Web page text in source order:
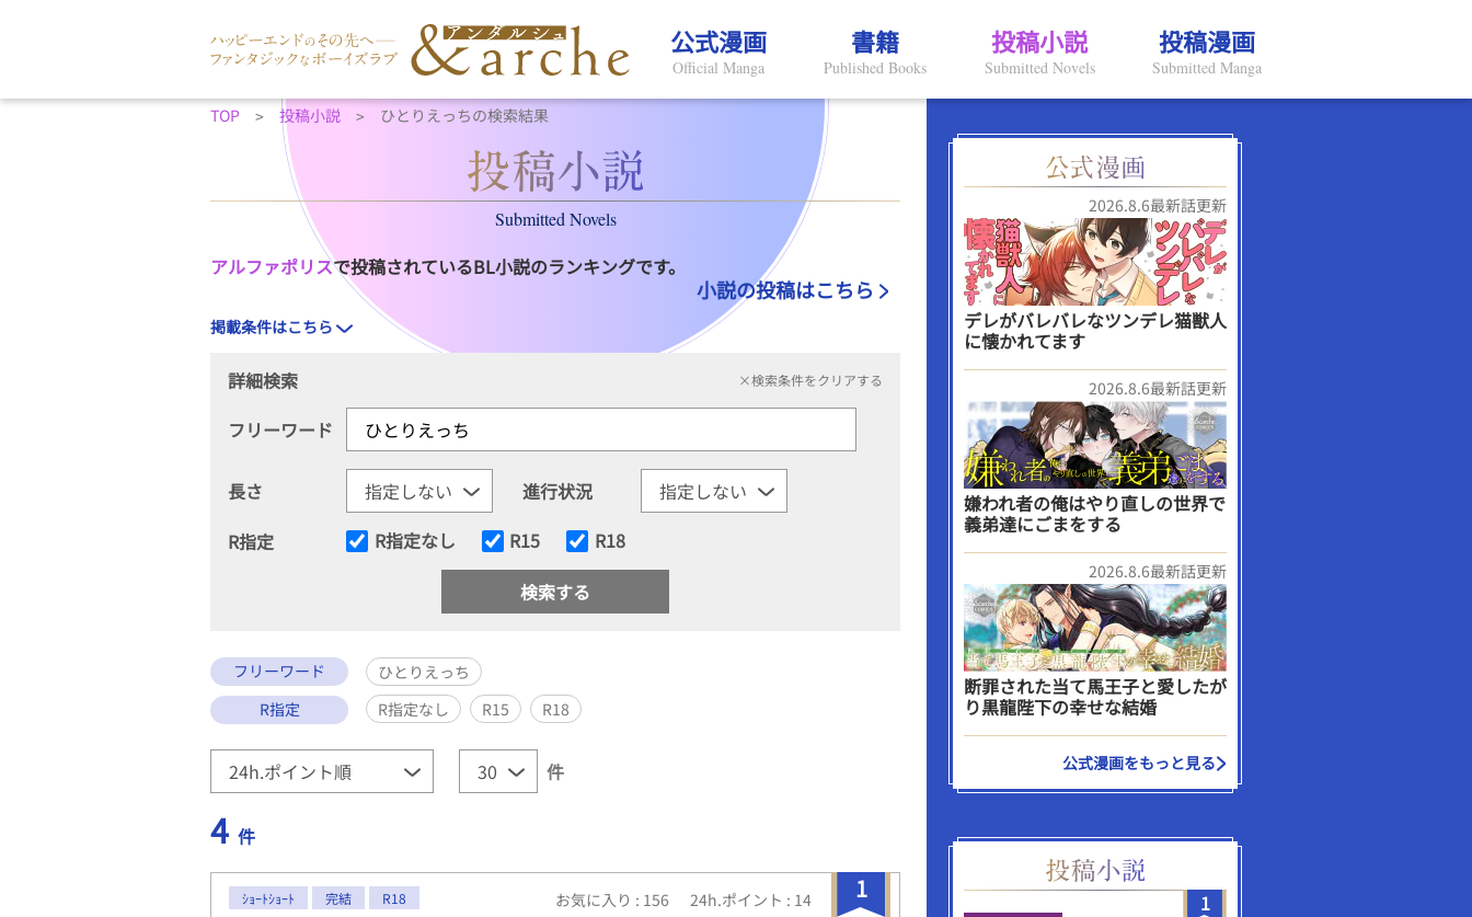
公式漫画
Official Manga
書籍
Published Books
投稿小説
Submitted Novels
投稿漫画
Submitted Manga
TOP 投稿小説 ひとりえっちの検索結果
Submitted Novels
アルファポリスで投稿されているBL小説のランキングです。
小説の投稿はこちら
掲載条件はこちら
詳細検索 ×検索条件をクリアする
フリーワード
長さ
進行状況
R指定
R指定なし R15 R18
フリーワード
ひとりえっち
R指定
R指定なし R15 R18
件
4 件
1
ｼｮｰﾄｼｮｰﾄ 完結 R18 お気に入り : 156 24h.ポイント : 14
2026.8.6最新話更新
デレがバレバレなツンデレ猫獣人
に懐かれてます
2026.8.6最新話更新
嫌われ者の俺はやり直しの世界で
義弟達にごまをする
2026.8.6最新話更新
断罪された当て馬王子と愛したが
り黒龍陛下の幸せな結婚
公式漫画をもっと見る
1